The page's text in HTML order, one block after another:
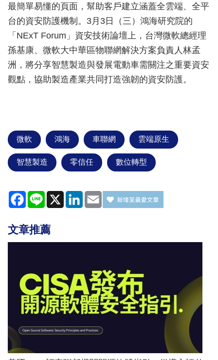
最簡單易懂的頁面，幫助客戶建立涵蓋全雲端、全平
台的資安防護機制。3月3日（三）鴻海研究院的
「NExT Forum」資安技術論壇上，台灣微軟總經理
孫基康、微軟大中華區物聯網解決方案負責人林孟
洲，將分享智慧製造與發展電動車需關注之重要資安
觀點，協助製造產業共同打造強韌的資安防護。
微軟 鴻海 車聯網 雲端原生
智慧製造 零信任 數位轉型
Facebook
Line X LinkedIn
Email
文章推薦